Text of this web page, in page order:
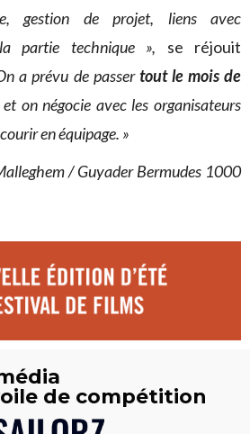
gestion de projet, liens avec
partie technique », se réjouit
a prévu de passertout le mois de
on négocie avec les organisateurs
en équipage. »
/ Guyader Bermudes 1000
de compétition